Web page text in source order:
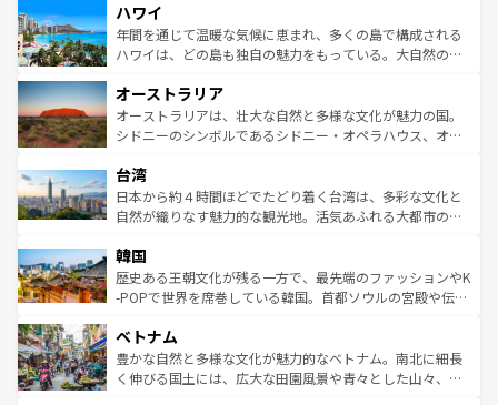
ば市内交通費無料で観光を楽しむこともできる。 なお、新
着のスイス情報はコンテンツ一覧 を参照してほしい。
のような巨大都市は、観光、ショッピング、エンターテイ
ンメントが詰まった刺激的なスポットだ。一方、アメリカ
西部には大自然が広がり、グランドキャニオンやイエロー
部のニューオーリンズでは、音楽と美食が融合した独特の
文化が魅力。旅行者はアメリカの各地域で異なる魅力を楽
しみながら、その多様性と豊かな歴史を感じることができ
ならではの贅沢な旅のスタイルだ。 なお、新着のアメリカ
情報はコンテンツ一覧を参照してほしい。
ハワイ
年間を通じて温暖な気候に恵まれ、多くの島で構成される
ハワイは、どの島も独自の魅力をもっている。大自然の神
ワイ島は見逃せない。また、定番の観光地といえばオアフ
島だが、静かな自然を求めるならマウイ島やカウアイ島が
おすすめ。エメラルドグリーンに輝く海をはじめ、豊かな
れるおもてなしの心で訪れる人々を迎えてくれるハワイの
人々、おいしいローカルフードやハワイアンミュージッ
ク、伝統的なフラダンスなど、すべてがハワイの魅力を彩
ワイを、存分に味わってほしい。 なお、新着のハワイ情報
はコンテンツ一覧を参照してほしい。
オーストラリア
オーストラリアは、壮大な自然と多様な文化が魅力の国。
シドニーのシンボルであるシドニー・オペラハウス、オー
リアリーフや大陸中央部にそびえるウルル（エアーズロッ
ク）、タスマニアの美しい原生林やケアンズの熱帯雨林な
ど、見どころがたくさん。また、カフェやワイン、オージ
いる。アクティビティも充実しており、サーフィンやダイ
ビング、ハイキングなど、アウトドア好きにはたまらな
い。オーストラリアの多彩な魅力を存分に味わいつくそ
参照してほしい。
台湾
日本から約４時間ほどでたどり着く台湾は、多彩な文化と
自然が織りなす魅力的な観光地。活気あふれる大都市の台
ン）、静ひつな山岳地帯である台湾東部など、都市の喧騒
と山間の静けさが共存しており、訪れる人に新しい発見と
驚きをもたらしてくれる。また、奥深い台湾の食文化も魅
容にもいいと評判のスイーツなど、バラエティ豊かな料理
が味わえる。 なお、新着の台湾情報は コンテンツ一覧を参
照してほしい。
韓国
歴史ある王朝文化が残る一方で、最先端のファッションやK
-POPで世界を席巻している韓国。首都ソウルの宮殿や伝統
き、地方に足を延ばせば四季折々の自然美を楽しむことが
できる。そして、キムチや焼肉、絶品のストリートフード
まで、さまざまな韓国料理が待っている。夜には、韓国な
ベトナム
豊かな自然と多様な文化が魅力的なベトナム。南北に細長
く伸びる国土には、広大な田園風景や青々とした山々、世